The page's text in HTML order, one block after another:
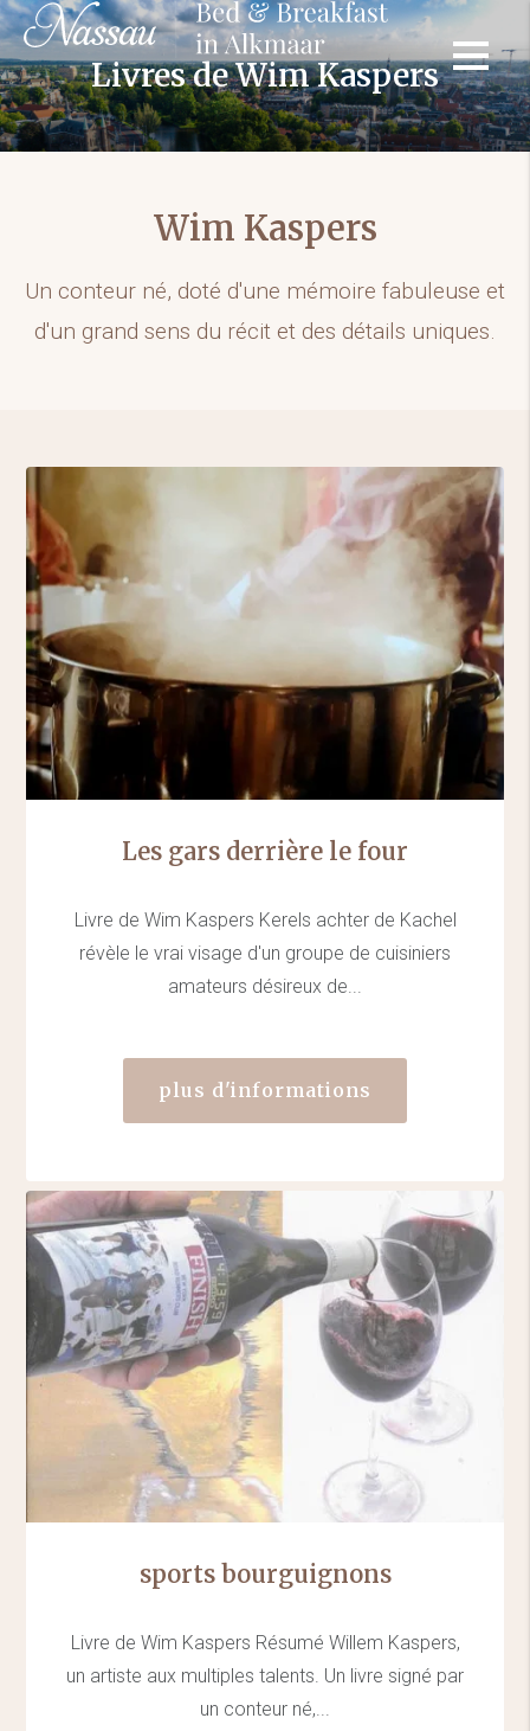
Livres de Wim Kaspers
Wim Kaspers
Un conteur né, doté d'une mémoire fabuleuse et
d'un grand sens du récit et des détails uniques.
Les gars derrière le four
Livre de Wim Kaspers Kerels achter de Kachel
révèle le vrai visage d'un groupe de cuisiniers
amateurs désireux de...
plus d'informations
sports bourguignons
Livre de Wim Kaspers Résumé Willem Kaspers,
un artiste aux multiples talents. Un livre signé par
un conteur né,...